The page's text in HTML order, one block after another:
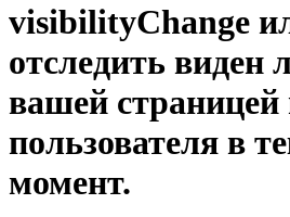
visibilityChange
отследить виден
вашей страницей
пользователя в
момент.